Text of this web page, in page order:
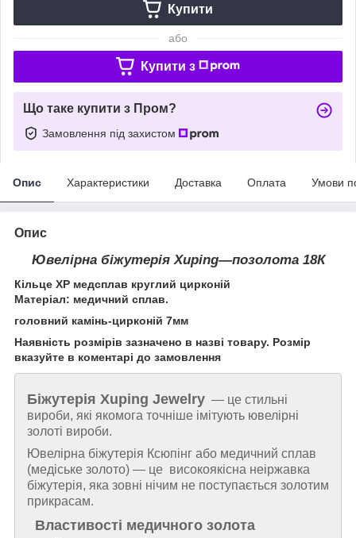
Купити
або
Купити з
Що таке купити з Пром?
Замовлення під захистом
Опис Характеристики Доставка Оплата Умови
Опис
Ювелірна біжутерія Xuping―позолота 18К
Кільце ХР медсплав круглий цирконій
Матеріал: медичний сплав.
головний камінь-цирконій 7мм
Наявність розмірів зазначено в назві товару. Розмір
вказуйте в коментарі до замовлення
Біжутерія Xuping Jewelry — це стильні
вироби, які якомога точніше імітують ювелірні
золоті вироби.
Ювелірна біжутерія Ксюпінг або медичний сплав
(медіське золото) — це високоякісна неіржавка
біжутерія, яка зовні нічим не поступається золотим
прикрасам.
Властивості медичного золота